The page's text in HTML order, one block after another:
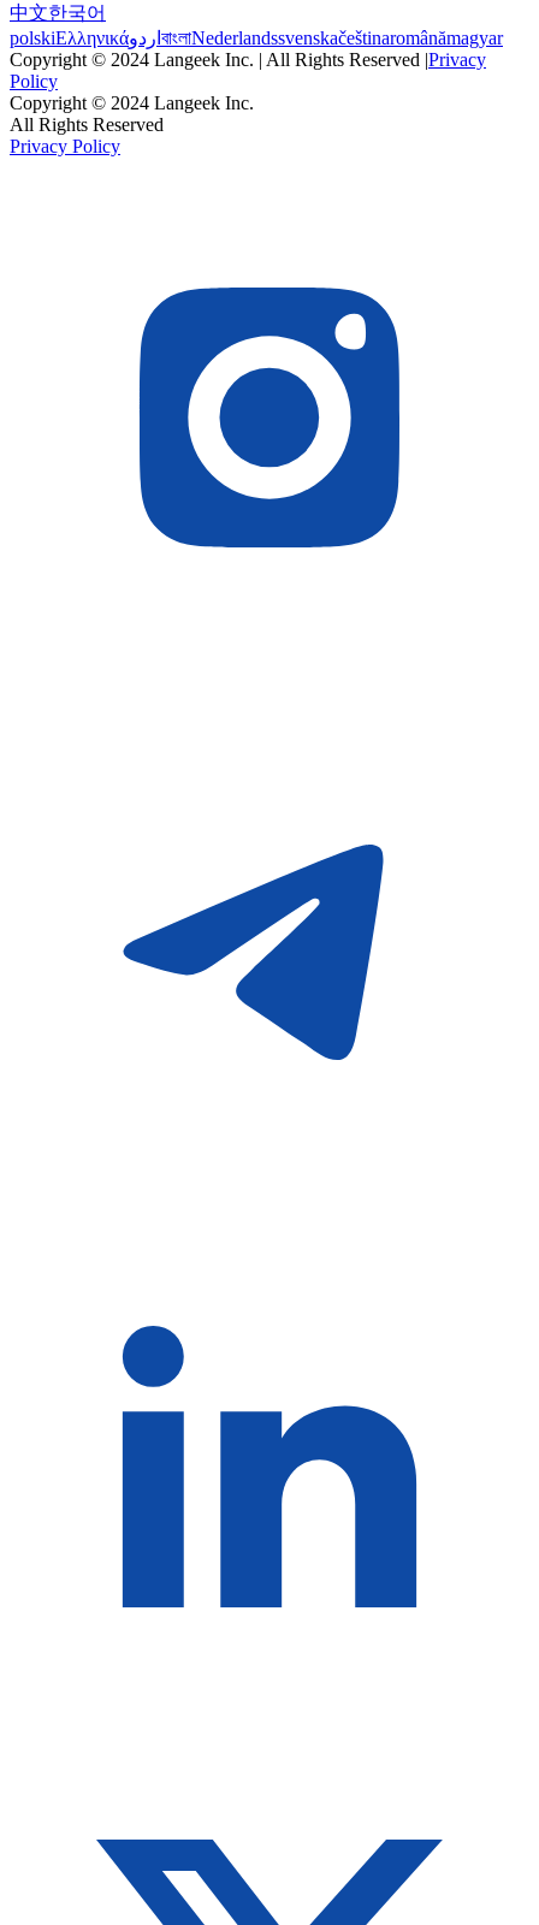
中文한국어
polskiΕλληνικάاردو বাংলাNederlandssvenskačeštinaromânămagyar
Copyright © 2024 Langeek Inc. | All Rights Reserved |Privacy
Policy
Copyright © 2024 Langeek Inc.
All Rights Reserved
Privacy Policy